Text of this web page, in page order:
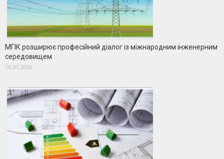
МГІК розширює професійний діалог із міжнародним інженерним
середовищем
16.07.2026